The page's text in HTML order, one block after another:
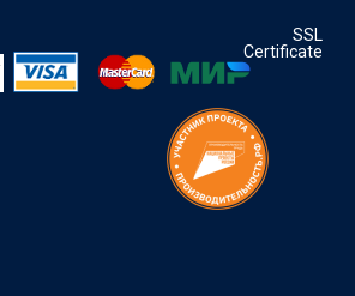
SSL
Certificate